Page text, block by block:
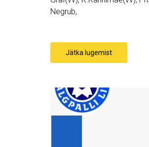
Negrub,
Jätka lugemist